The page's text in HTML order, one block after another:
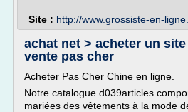
Site : http://www.grossiste-en-
achat net > acheter un
vente pas cher
Acheter Pas Cher Chine en ligne.
Notre catalogue d039articles
mariées des vêtements à la mode